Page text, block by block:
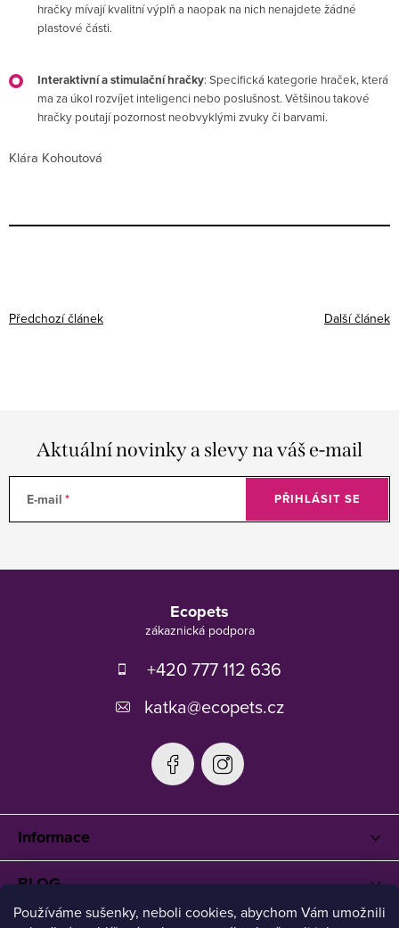
Používáme sušenky, neboli cookies, abychom Vám umožnili
hračky mívají kvalitní výplň a naopak na nich nenajdete žádné
plastové části.
Interaktivní a stimulační hračky: Specifická kategorie hraček, která
ma za úkol rozvíjet inteligenci nebo poslušnost. Většinou takové
hračky poutají pozornost neobvyklými zvuky či barvami.
Klára Kohoutová
Předchozí článek Další článek
Aktuální novinky a slevy na váš e-mail
E-mail PŘIHLÁSIT SE
Informace
Ecopets
+420 777 112 636
katka@ecopets.cz
BLOG